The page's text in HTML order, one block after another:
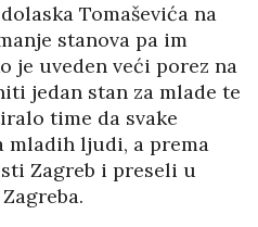
Tomaševića na
stanova pa im
je uveden veći porez na
jedan stan za mlade te
time da svake
mladih ljudi, a prema
Zagreb i preseli u